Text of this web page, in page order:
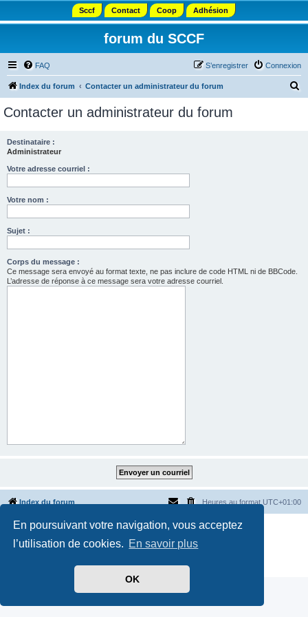
En poursuivant votre navigation, vous acceptez
l’utilisation de cookies. En savoir plus
OK
Sccf Contact Coop Adhésion
forum du SCCF
FAQ Connexion
S’enregistrer
Index du forum Contacter un administrateur du forum
Contacter un administrateur du forum
Destinataire :
Administrateur
Votre adresse courriel :
Votre nom :
Sujet :
Corps du message :
Ce message sera envoyé au format texte, ne pas inclure de code HTML ni de BBCode.
L’adresse de réponse à ce message sera votre adresse courriel.
Index du forum Heures au format UTC+01:00
Développé parphpBB® Forum Software © phpBB Limited
Traduit par
phpBB-fr.com
Style parSide-car club Français